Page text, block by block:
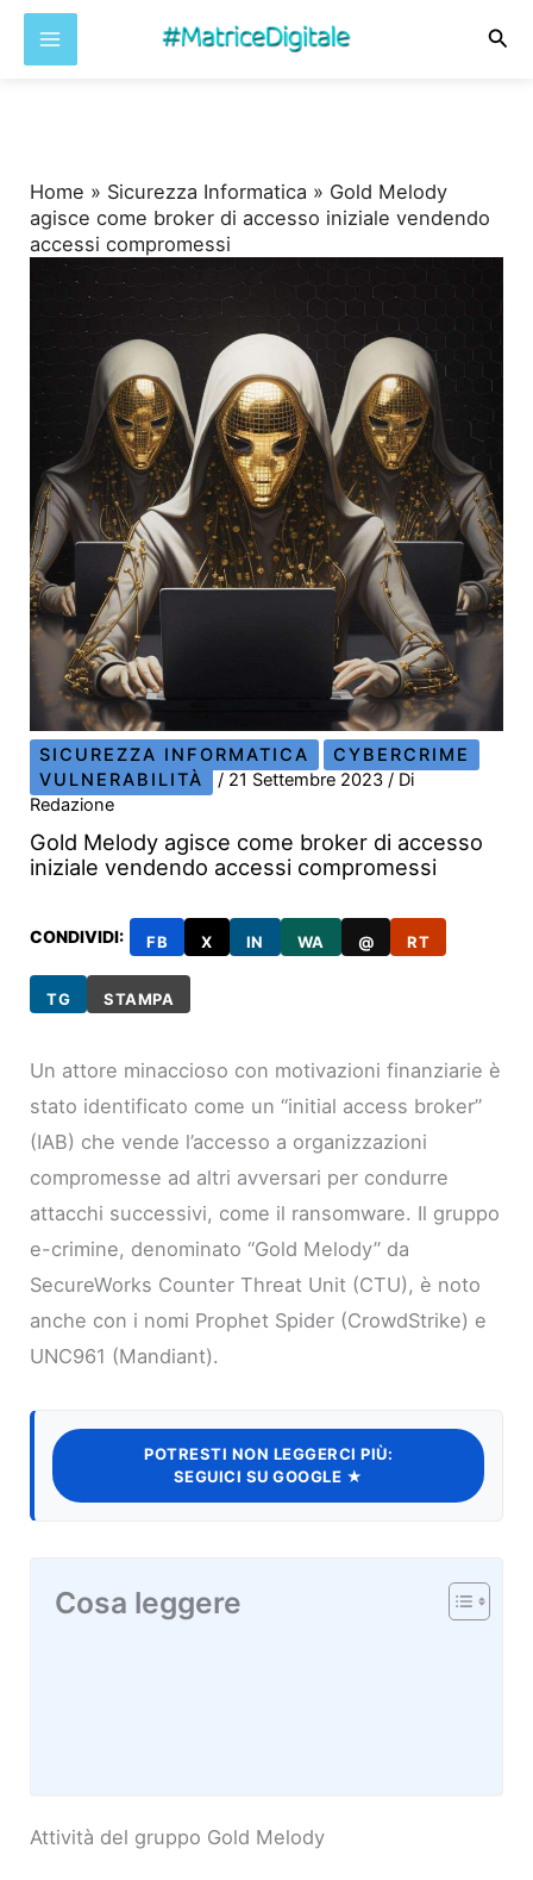
Home » Sicurezza Informatica » Gold Melody
agisce come broker di accesso iniziale vendendo
accessi compromessi
SICUREZZA INFORMATICA
CYBERCRIME
VULNERABILITÀ
/ 21 Settembre 2023/ Di
Redazione
Gold Melody agisce come broker di accesso
iniziale vendendo accessi compromessi
CONDIVIDI: FB X IN WA @ RT
TG STAMPA
Un attore minaccioso con motivazioni finanziarie è
stato identificato come un “initial access broker”
(IAB) che vende l’accesso a organizzazioni
compromesse ad altri avversari per condurre
attacchi successivi, come il ransomware. Il gruppo
e-crimine, denominato “Gold Melody” da
SecureWorks Counter Threat Unit (CTU), è noto
anche con i nomi Prophet Spider (CrowdStrike) e
UNC961 (Mandiant).
POTRESTI NON LEGGERCI PIÙ:
SEGUICI SU GOOGLE ★
Cosa leggere
Attività del gruppo Gold Melody